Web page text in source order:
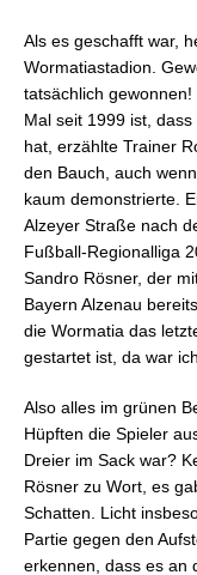
Als es geschafft war,
Wormatiastadion.
tatsächlich gewonnen!
Mal seit 1999 ist,
hat, erzählte Trainer
den Bauch, auch
kaum demonstrierte.
Alzeyer Straße nach
Fußball-Regionalliga
Sandro Rösner, der
Bayern Alzenau
die Wormatia das
gestartet ist, da war
Also alles im grünen
Hüpften die Spieler
Dreier im Sack war?
Rösner zu Wort, es
Schatten. Licht
Partie gegen den
erkennen, dass es an